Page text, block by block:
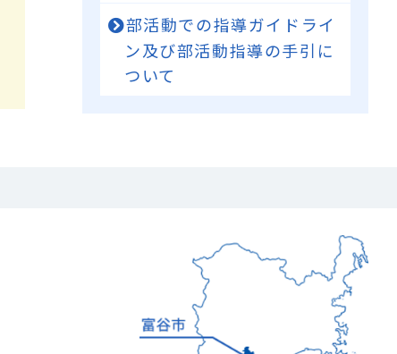
部活動での指導ガイドライ
ン及び部活動指導の手引に
ついて